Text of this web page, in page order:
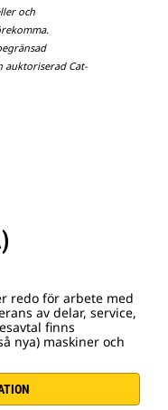
och
auktoriserad Cat-
redo för arbete med
av delar, service,
finns
nya) maskiner och